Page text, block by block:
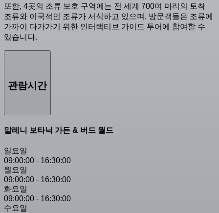
또한, 4곳의 조류 보호 구역에는 전 세계 700여 마리의 토착
조류와 이국적인 조류가 서식하고 있으며, 방문객들은 조류에
가까이 다가가기 위한 인터랙티브 가이드 투어에 참여할 수
있습니다.
관람시간
말레니 보타닉 가든 & 버드 월드
일요일
09:00:00 - 16:30:00
월요일
09:00:00 - 16:30:00
화요일
09:00:00 - 16:30:00
수요일